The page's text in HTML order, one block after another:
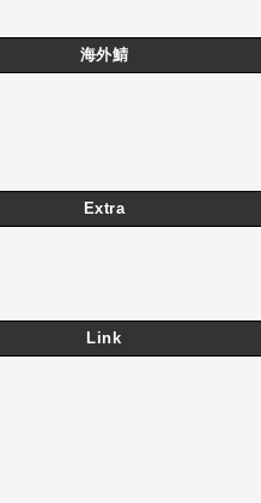
海外鯖
Extra
Link